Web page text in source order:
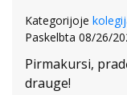
Kategorijoje
Paskelbta 08/26/
Pirmakursi,
drauge!